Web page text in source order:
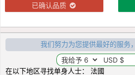
已确认品质
我们努力为您提供最好的服务
在以下地区寻找单身人士： 法國